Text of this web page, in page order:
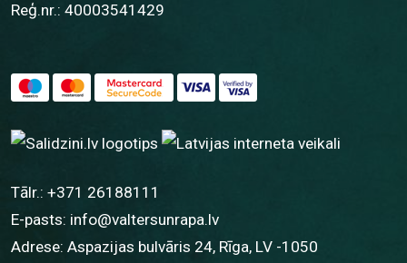
Reģ.nr.: 40003541429
Tālr.: +371 26188111
E-pasts: info@valtersunrapa.lv
Adrese: Aspazijas bulvāris 24, Rīga, LV -1050